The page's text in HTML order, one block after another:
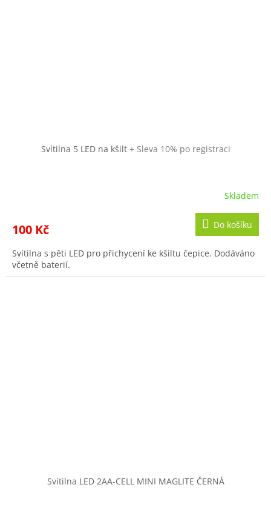
Svítilna 5 LED na kšilt + Sleva 10% po registraci
je
z
5
hvězdiček.
Skladem
100 Kč Do košíku
Svítilna s pěti LED pro přichycení ke kšiltu čepice. Dodáváno
včetně baterií.
Svítilna LED 2AA-CELL MINI MAGLITE ČERNÁ